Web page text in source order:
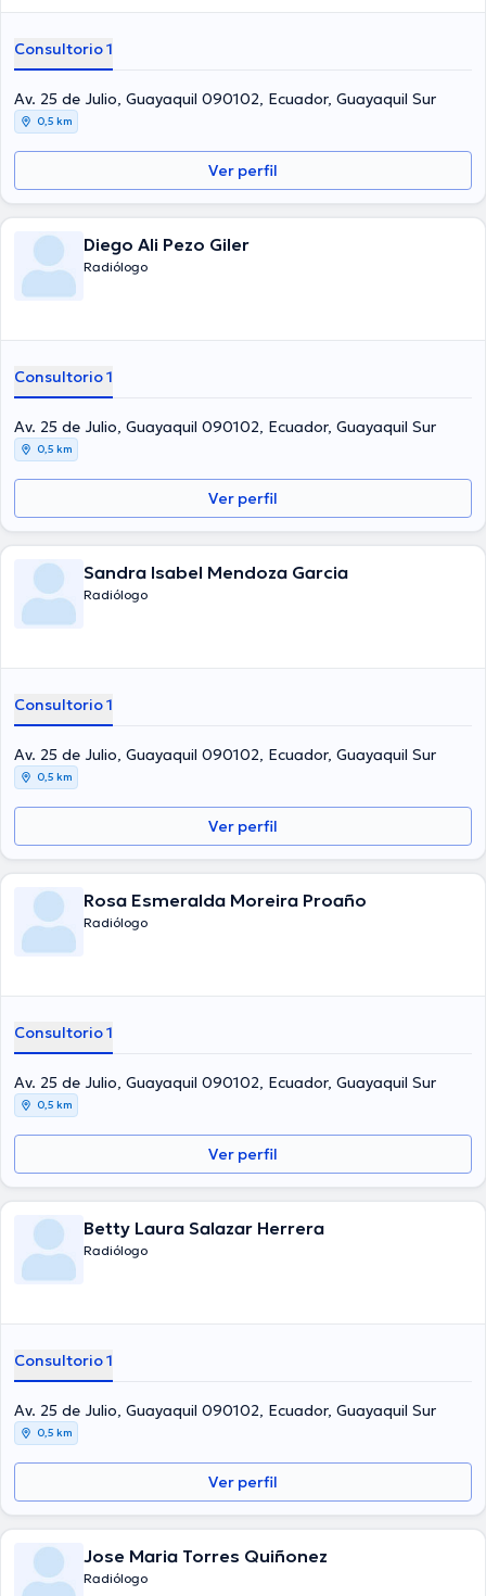
Consultorio 1
Av. 25 de Julio, Guayaquil 090102, Ecuador, Guayaquil Sur
0,5 km
Ver perfil
Diego Ali Pezo Giler
Radiólogo
Consultorio 1
Av. 25 de Julio, Guayaquil 090102, Ecuador, Guayaquil Sur
0,5 km
Ver perfil
Sandra Isabel Mendoza Garcia
Radiólogo
Consultorio 1
Av. 25 de Julio, Guayaquil 090102, Ecuador, Guayaquil Sur
0,5 km
Ver perfil
Rosa Esmeralda Moreira Proaño
Radiólogo
Consultorio 1
Av. 25 de Julio, Guayaquil 090102, Ecuador, Guayaquil Sur
0,5 km
Ver perfil
Betty Laura Salazar Herrera
Radiólogo
Consultorio 1
Av. 25 de Julio, Guayaquil 090102, Ecuador, Guayaquil Sur
0,5 km
Ver perfil
Jose Maria Torres Quiñonez
Radiólogo